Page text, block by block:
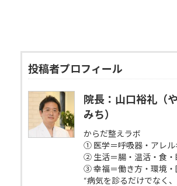
投稿者プロフィール
院長：山口裕礼（
みち）
からだ整えラボ
① 医学＝呼吸器・アレル
② 生活＝腸・温活・食・
③ 幸福＝働き方・環境・
“病気を診るだけでなく